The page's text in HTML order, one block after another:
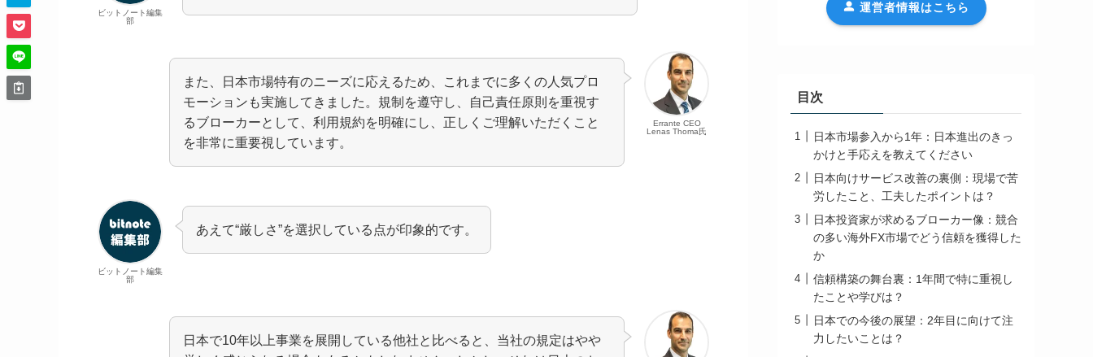
ビットノート編集
部
Errante CEO
Lenas Thoma氏
また、日本市場特有のニーズに応えるため、これまでに多くの人気プロ
モーションも実施してきました。規制を遵守し、自己責任原則を重視す
るブローカーとして、利用規約を明確にし、正しくご理解いただくこと
を非常に重要視しています。
ビットノート編集
部
あえて“厳しさ”を選択している点が印象的です。
日本で10年以上事業を展開している他社と比べると、当社の規定はやや
運営者情報はこちら
目次
日本市場参入から1年：日本進出のきっ
かけと手応えを教えてください
日本向けサービス改善の裏側：現場で苦
労したこと、工夫したポイントは？
日本投資家が求めるブローカー像：競合
の多い海外FX市場でどう信頼を獲得した
か
信頼構築の舞台裏：1年間で特に重視し
たことや学びは？
日本での今後の展望：2年目に向けて注
力したいことは？